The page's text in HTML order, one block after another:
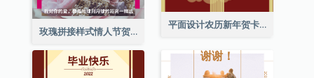
平面设计农历新年贺卡与装饰
玫瑰拼接样式情人节贺卡